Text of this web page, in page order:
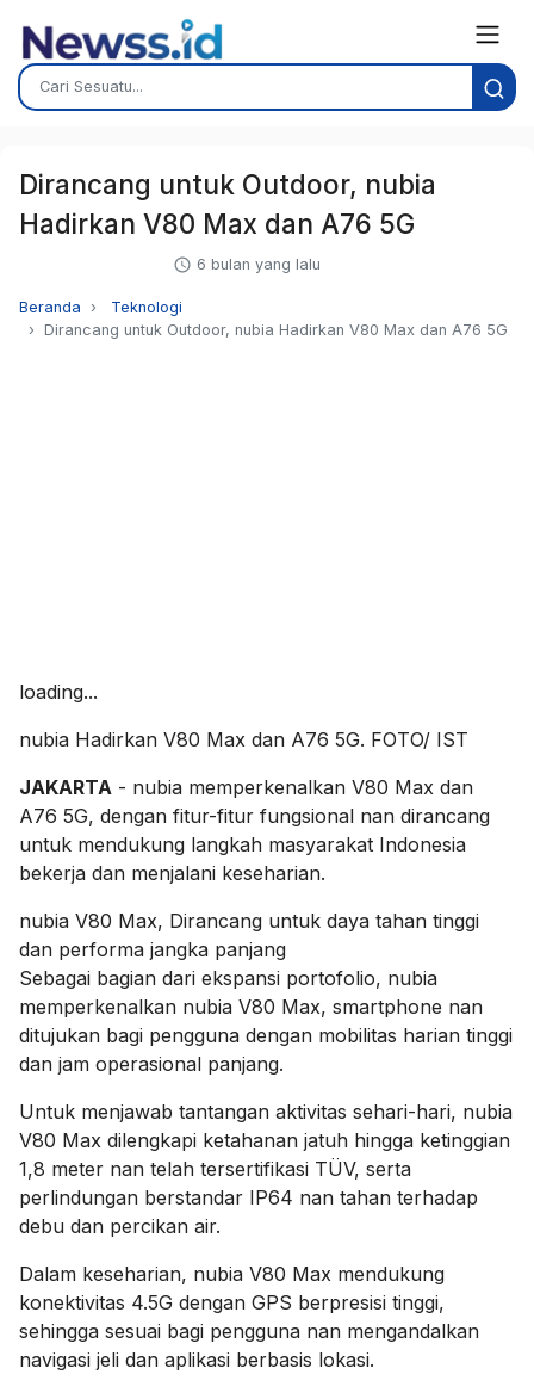
Dirancang untuk Outdoor, nubia
Hadirkan V80 Max dan A76 5G
6 bulan yang lalu
Beranda
Teknologi
Dirancang untuk Outdoor, nubia Hadirkan V80 Max dan A76 5G
loading...
nubia Hadirkan V80 Max dan A76 5G. FOTO/ IST
JAKARTA - nubia memperkenalkan V80 Max dan
A76 5G, dengan fitur-fitur fungsional nan dirancang
untuk mendukung langkah masyarakat Indonesia
bekerja dan menjalani keseharian.
nubia V80 Max, Dirancang untuk daya tahan tinggi
dan performa jangka panjang
Sebagai bagian dari ekspansi portofolio, nubia
memperkenalkan nubia V80 Max, smartphone nan
ditujukan bagi pengguna dengan mobilitas harian tinggi
dan jam operasional panjang.
Untuk menjawab tantangan aktivitas sehari-hari, nubia
V80 Max dilengkapi ketahanan jatuh hingga ketinggian
1,8 meter nan telah tersertifikasi TÜV, serta
perlindungan berstandar IP64 nan tahan terhadap
debu dan percikan air.
Dalam keseharian, nubia V80 Max mendukung
konektivitas 4.5G dengan GPS berpresisi tinggi,
sehingga sesuai bagi pengguna nan mengandalkan
navigasi jeli dan aplikasi berbasis lokasi.